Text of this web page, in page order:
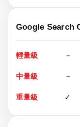
Google Search
－
－
✓